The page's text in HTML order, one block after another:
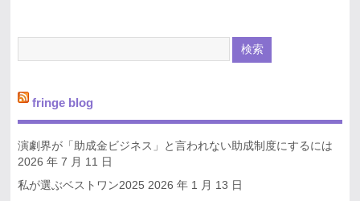
fringe blog
演劇界が「助成金ビジネス」と言われない助成制度にするには
2026 年 7 月 11 日
私が選ぶベストワン2025 2026 年 1 月 13 日